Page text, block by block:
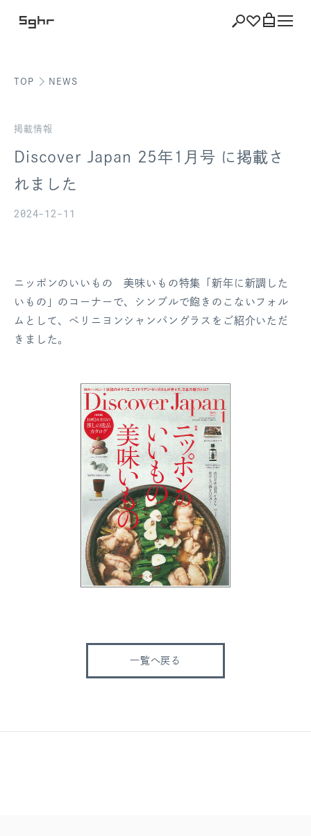
ショッピング
お気に入り
TOP NEWS
掲載情報
Discover Japan 25年1月号 に掲載さ
れました
2024-12-11
ニッポンのいいもの 美味いもの特集「新年に新調した
いもの」のコーナーで、シンプルで飽きのこないフォル
ムとして、ペリニヨンシャンパングラスをご紹介いただ
きました。
一覧へ戻る